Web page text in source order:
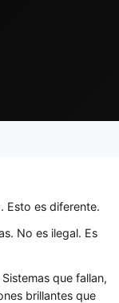
Esto es diferente.
No es ilegal. Es
que fallan,
brillantes que